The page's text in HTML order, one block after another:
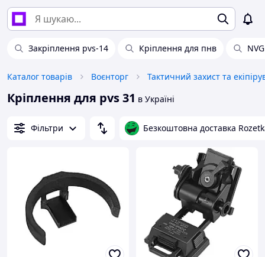
Закріплення pvs-14 Кріплення для пнв
Каталог товарів Воєнторг Тактичний захист та
Кріплення для pvs 31 в Україні
Фільтри Безкоштовна доставка